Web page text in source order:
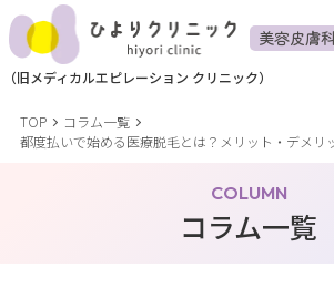
美容皮膚
（旧メディカルエピレーション クリニック）
TOP
コラム一覧
都度払いで始める医療脱毛とは？メリット・デメリ
COLUMN
コラム一覧